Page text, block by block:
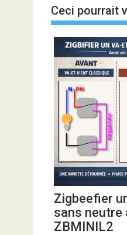
Ceci pourrait
Zigbeefier
sans neutre
ZBMINIL2